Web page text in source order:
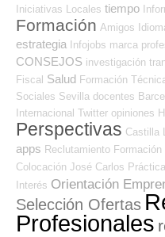
Iniciativas Locales tiempo
Formación Amigos
estrategia Infojobs marca
CONSEJOS investigación
Fiscal Salud Formación
Sociales Sevilla docentes
Internacional Twitter opiniones
Perspectivas Castilla
apps Reclutamiento Formación
Colocación José Carlos
Interés Orientación
Selección Ofertas
Profesionales